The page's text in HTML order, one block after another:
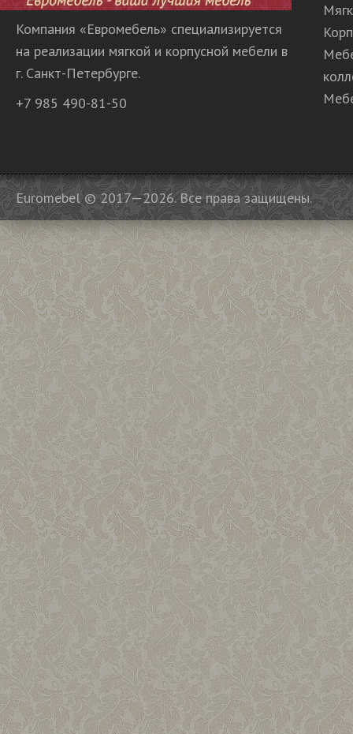
Компания «Евромебель» специализируется
на реализации мягкой и корпусной мебели в
г. Санкт-Петербурге.
+7 985 490-81-50
Euromebel © 2017—2026. Все права защищены.